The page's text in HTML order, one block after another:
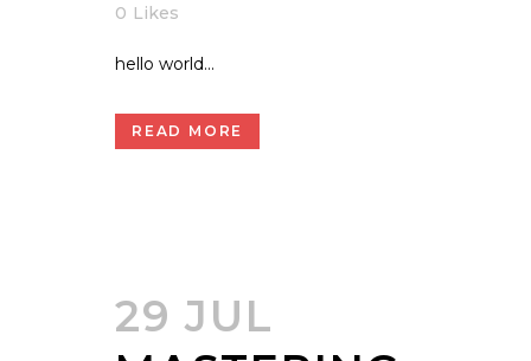
0 Likes
hello world...
READ MORE
29 JUL